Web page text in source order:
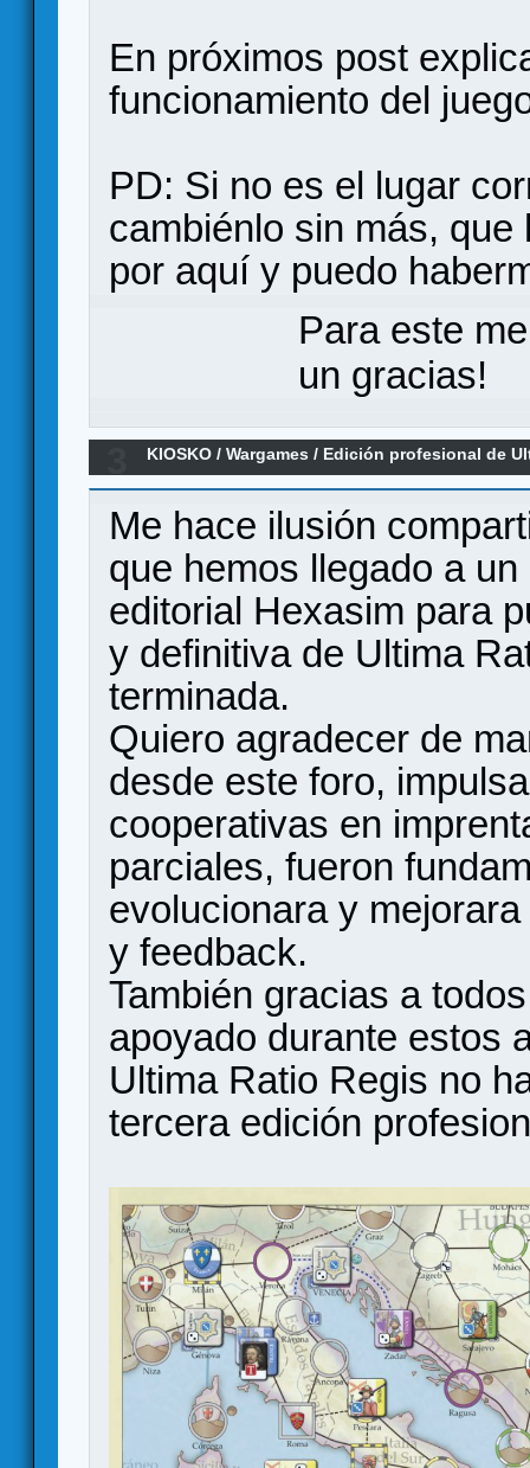
En próximos post
funcionamiento del
PD: Si no es el lugar
cambiénlo sin más,
por aquí y puedo
Para este
un gracias!
KIOSKO /Wargames / Edición profesional de
Me hace ilusión
que hemos llegado a
editorial Hexasim para
y definitiva de Ultima
terminada.
Quiero agradecer de
desde este foro,
cooperativas en
parciales, fueron
evolucionara y
y feedback.
También gracias a
apoyado durante estos
Ultima Ratio Regis no
tercera edición